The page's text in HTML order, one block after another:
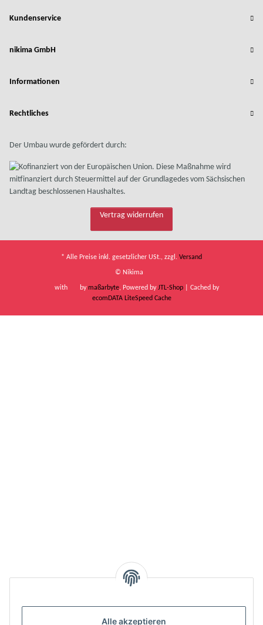
Alle akzeptieren
Kundenservice
nikima GmbH
Informationen
Rechtliches
Der Umbau wurde gefördert durch:
Vertrag widerrufen
* Alle Preise inkl. gesetzlicher USt., zzgl. Versand
© Nikima
with bymaßarbyte, Powered byJTL-Shop
| Cached by
ecomDATA LiteSpeed Cache